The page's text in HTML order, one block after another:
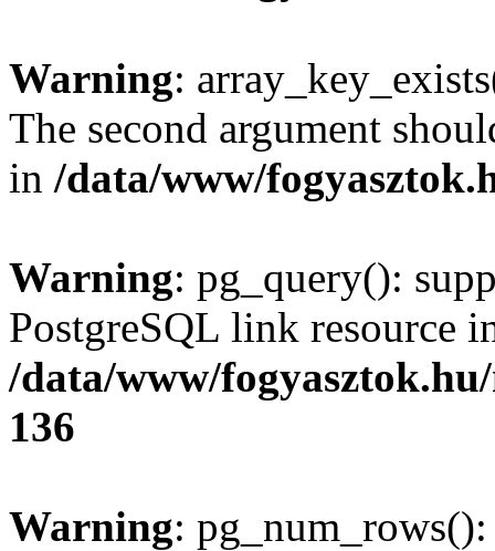
Warning:
The second argument
in /data/www/
Warning: pg_query():
PostgreSQL link resource
/data/www/
136
Warning: